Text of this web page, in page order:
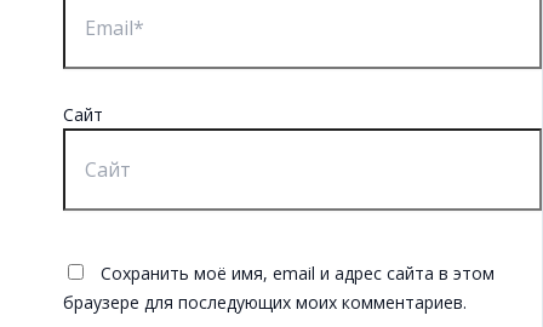
Сайт
Сохранить моё имя, email и адрес сайта в этом
браузере для последующих моих комментариев.